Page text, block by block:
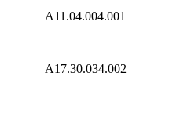
A11.04.004.001
A17.30.034.002